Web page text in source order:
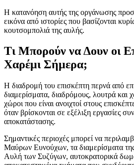
Η κατανόηση αυτής της οργάνωσης
εικόνα από ιστορίες που βασίζονται
κουτσομπολιά της αυλής.
Τι Μπορούν να Δουν οι
Χαρέμι Σήμερα;
Η διαδρομή του επισκέπτη περνά από
διαμερίσματα, διαδρόμους, λουτρά και
χώροι που είναι ανοιχτοί στους
όταν βρίσκονται σε εξέλιξη εργασίες
αποκατάστασης.
Σημαντικές περιοχές μπορεί να
Μαύρων Ευνούχων, τα διαμερίσματα
Αυλή των Συζύγων, αυτοκρατορικά